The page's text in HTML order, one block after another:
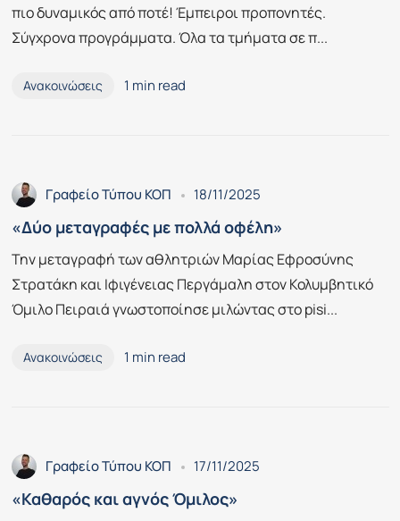
πιο δυναμικός από ποτέ! Έμπειροι προπονητές.
Σύγχρονα προγράμματα. Όλα τα τμήματα σε π...
Ανακοινώσεις 1 min read
Γραφείο Τύπου ΚΟΠ 18/11/2025
«Δύο μεταγραφές με πολλά οφέλη»
Την μεταγραφή των αθλητριών Μαρίας Εφροσύνης
Στρατάκη και Ιφιγένειας Περγάμαλη στον Κολυμβητικό
Όμιλο Πειραιά γνωστοποίησε μιλώντας στο pisi...
Ανακοινώσεις 1 min read
Γραφείο Τύπου ΚΟΠ 17/11/2025
«Καθαρός και αγνός Όμιλος»